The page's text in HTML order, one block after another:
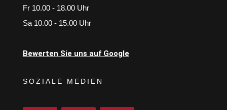
Fr 10.00 - 18.00 Uhr
Sa 10.00 - 15.00 Uhr
Bewerten Sie uns auf Google
SOZIALE MEDIEN